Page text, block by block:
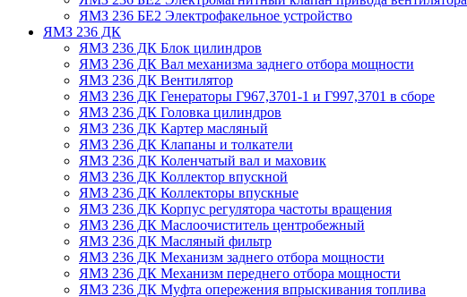
ЯМЗ 236 БЕ2 Электрофакельное устройство
ЯМЗ 236 ДК
ЯМЗ 236 ДК Блок цилиндров
ЯМЗ 236 ДК Вал механизма заднего отбора мощности
ЯМЗ 236 ДК Вентилятор
ЯМЗ 236 ДК Генераторы Г967,3701-1 и Г997,3701 в сборе
ЯМЗ 236 ДК Головка цилиндров
ЯМЗ 236 ДК Картер масляный
ЯМЗ 236 ДК Клапаны и толкатели
ЯМЗ 236 ДК Коленчатый вал и маховик
ЯМЗ 236 ДК Коллектор впускной
ЯМЗ 236 ДК Коллекторы впускные
ЯМЗ 236 ДК Корпус регулятора частоты вращения
ЯМЗ 236 ДК Маслоочиститель центробежный
ЯМЗ 236 ДК Масляный фильтр
ЯМЗ 236 ДК Механизм заднего отбора мощности
ЯМЗ 236 ДК Механизм переднего отбора мощности
ЯМЗ 236 ДК Муфта опережения впрыскивания топлива